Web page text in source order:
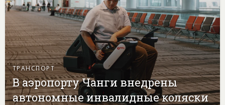
ТРАНСПОРТ
В аэропорту Чанги внедрены
автономные инвалидные коляски